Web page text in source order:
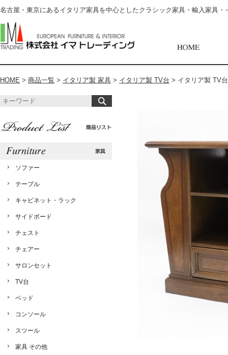
名古屋・東京にあるイタリア家具を中心としたクラシック家具・輸入家具
HOME > 商品一覧 > イタリア製 家具 > イタリア製 TV台 > イタリア製 TV
ソファー
テーブル
キャビネット・ラック
サイドボード
チェスト
チェアー
サロンセット
TV台
ベッド
コンソール
スツール
家具 その他